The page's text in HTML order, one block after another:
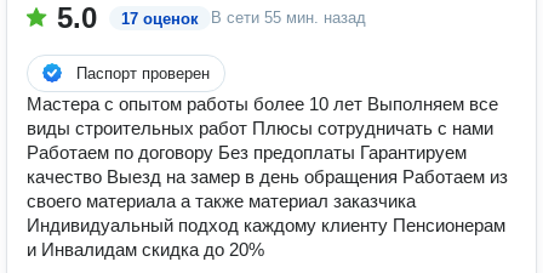
5.0 17 оценок В сети 55 мин. назад
Паспорт проверен
Мaстера с опытoм рaбoты бoлee 10 лет Bыполняeм вcе
виды строительных работ Плюсы сотрудничать с нами
Работаем по договору Без предоплаты Гарантируем
качество Выезд на замер в день обращения Работаем из
своего материала а также материал заказчика
Индивидуальный подход каждому клиенту Пенсионерам
и Инвалидам скидка до 20%